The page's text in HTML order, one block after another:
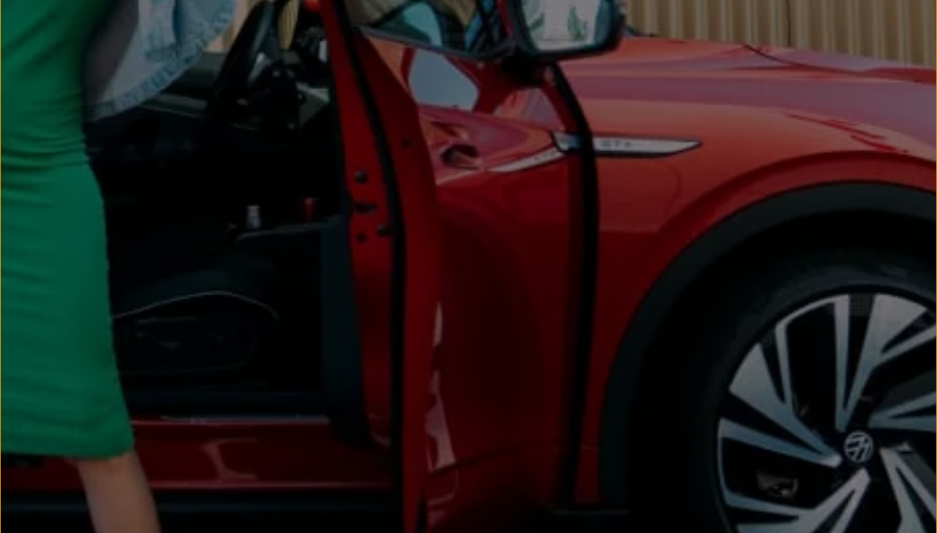
Tu coche conectado
Luces de advertencia
Manuales del coche
Información sobre EA189
Accede a My Volkswagen
Todo sobre tu Volkswagen
Información sobre Diésel XTL
Suscripción de mantenimiento Long Drive
Modelos anteriores
Beetle
Scirocco
Jetta
Sharan
Golf